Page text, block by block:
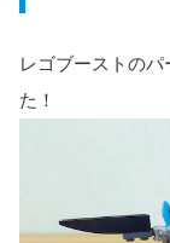
レゴブーストの
た！